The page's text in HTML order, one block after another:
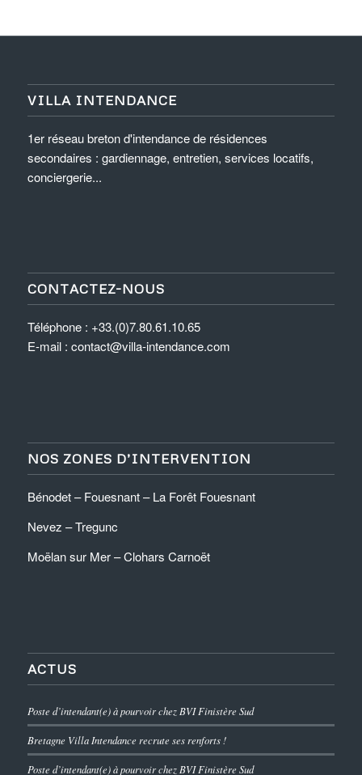
VILLA INTENDANCE
1er réseau breton d'intendance de résidences
secondaires : gardiennage, entretien, services locatifs,
conciergerie...
CONTACTEZ-NOUS
Téléphone : +33.(0)7.80.61.10.65
E-mail : contact@villa-intendance.com
NOS ZONES D’INTERVENTION
Bénodet – Fouesnant – La Forêt Fouesnant
Nevez – Tregunc
Moëlan sur Mer – Clohars Carnoët
ACTUS
Poste d’intendant(e) à pourvoir chez BVI Finistère Sud
Bretagne Villa Intendance recrute ses renforts !
Poste d’intendant(e) à pourvoir chez BVI Finistère Sud